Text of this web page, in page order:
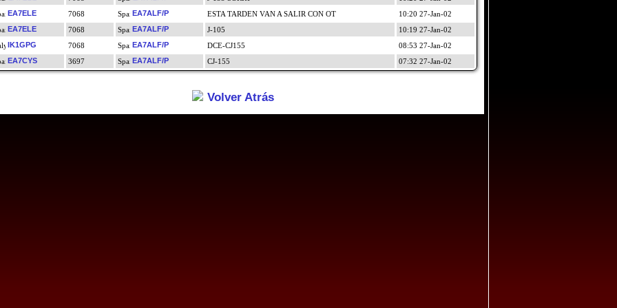
EA7ELE
7068 EA7ALF/P ESTA TARDEN VAN A SALIR CON OT
10:20 27-Jan-02
EA7ELE
7068 EA7ALF/P J-105
10:19 27-Jan-02
IK1GPG
7068 EA7ALF/P DCE-CJ155
08:53 27-Jan-02
EA7CYS
3697 EA7ALF/P CJ-155 07:32 27-Jan-02
Volver Atrás